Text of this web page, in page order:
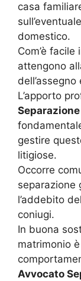
casa
domestico.
Com’è
attengono
L’apporto
gestire
litigiose.
Occorre
separazione
l’addebito
coniugi.
In buona
matrimonio
Avvocato